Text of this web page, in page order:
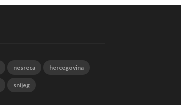
nesreca hercegovina
snijeg